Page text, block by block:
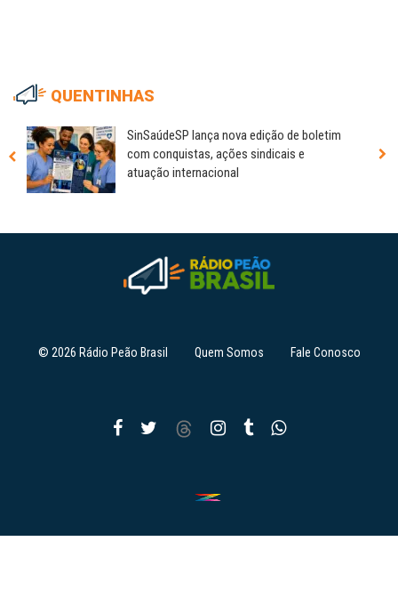
QUENTINHAS
SinSaúdeSP lança nova edição de boletim
com conquistas, ações sindicais e
atuação internacional
© 2026 Rádio Peão Brasil Quem Somos Fale Conosco